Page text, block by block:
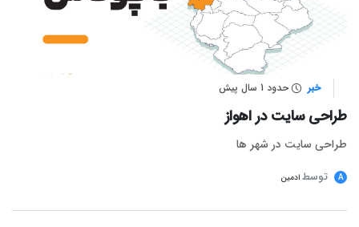
خبر حدود 1 سال پیش
طراحی سایت در اهواز
طراحی سایت در شهر ها
A توسط ادمین